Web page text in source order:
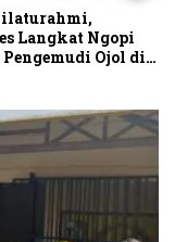
Langkat Ngopi
Pengemudi Ojol di